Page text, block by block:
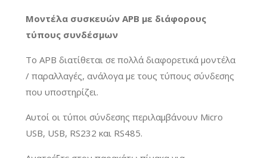
Μοντέλα συσκευών APB με διάφορους
τύπους συνδέσμων
Το APB διατίθεται σε πολλά διαφορετικά μοντέλα
/ παραλλαγές, ανάλογα με τους τύπους σύνδεσης
που υποστηρίζει.
Αυτοί οι τύποι σύνδεσης περιλαμβάνουν Micro
USB, USB, RS232 και RS485.